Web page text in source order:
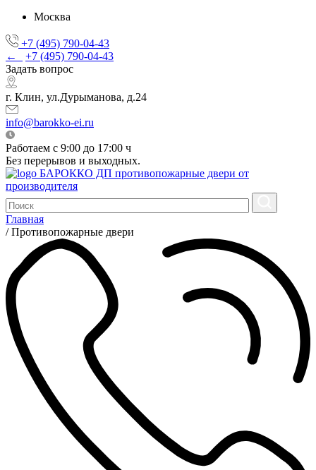
Москва
+7 (495) 790-04-43
←
+7 (495) 790-04-43
Задать вопрос
г. Клин, ул.Дурыманова, д.24
info@barokko-ei.ru
Работаем с 9:00 до 17:00 ч
Без перерывов и выходных.
БАРОККО ДП противопожарные двери от
производителя
Главная
/ Противопожарные двери